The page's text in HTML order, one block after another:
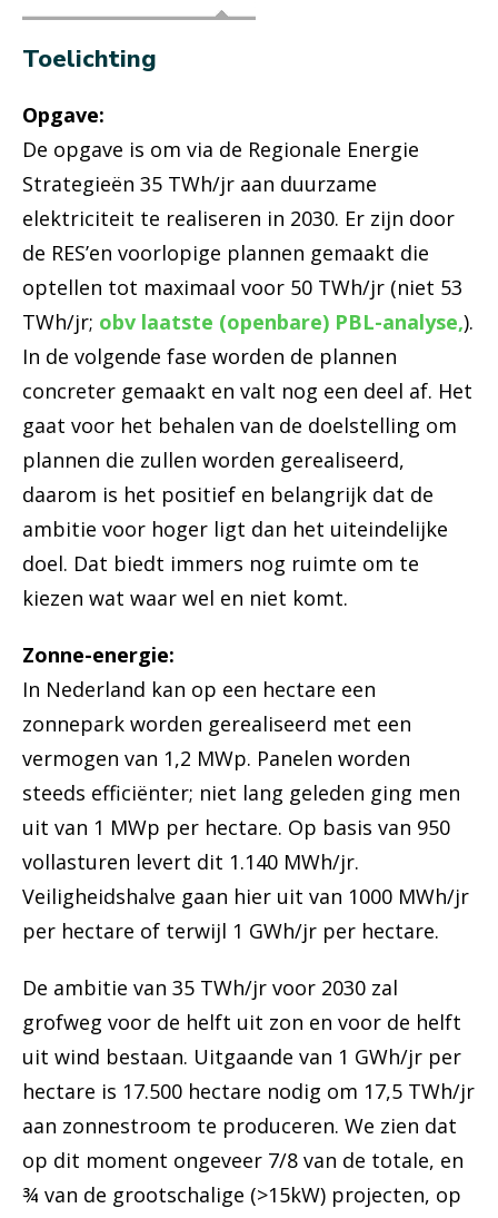
Toelichting
Opgave:
De opgave is om via de Regionale Energie
Strategieën 35 TWh/jr aan duurzame
elektriciteit te realiseren in 2030. Er zijn door
de RES’en voorlopige plannen gemaakt die
optellen tot maximaal voor 50 TWh/jr (niet 53
TWh/jr; obv laatste (openbare) PBL-analyse,).
In de volgende fase worden de plannen
concreter gemaakt en valt nog een deel af. Het
gaat voor het behalen van de doelstelling om
plannen die zullen worden gerealiseerd,
daarom is het positief en belangrijk dat de
ambitie voor hoger ligt dan het uiteindelijke
doel. Dat biedt immers nog ruimte om te
kiezen wat waar wel en niet komt.
Zonne-energie:
In Nederland kan op een hectare een
zonnepark worden gerealiseerd met een
vermogen van 1,2 MWp. Panelen worden
steeds efficiënter; niet lang geleden ging men
uit van 1 MWp per hectare. Op basis van 950
vollasturen levert dit 1.140 MWh/jr.
Veiligheidshalve gaan hier uit van 1000 MWh/jr
per hectare of terwijl 1 GWh/jr per hectare.
De ambitie van 35 TWh/jr voor 2030 zal
grofweg voor de helft uit zon en voor de helft
uit wind bestaan. Uitgaande van 1 GWh/jr per
hectare is 17.500 hectare nodig om 17,5 TWh/jr
aan zonnestroom te produceren. We zien dat
op dit moment ongeveer 7/8 van de totale, en
¾ van de grootschalige (>15kW) projecten, op